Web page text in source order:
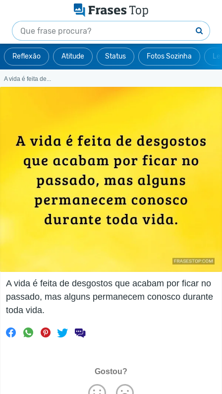
Reflexão Atitude Status Fotos Sozinha
A vida é feita de...
A vida é feita de desgostos que acabam por ficar no
passado, mas alguns permanecem conosco durante
toda vida.
Gostou?